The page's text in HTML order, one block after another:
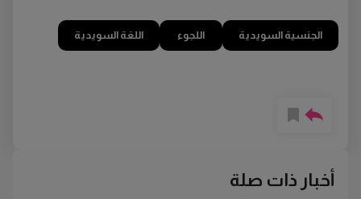
الجنسية السويدية اللجوء اللغة السويدية
أخبار ذات صلة